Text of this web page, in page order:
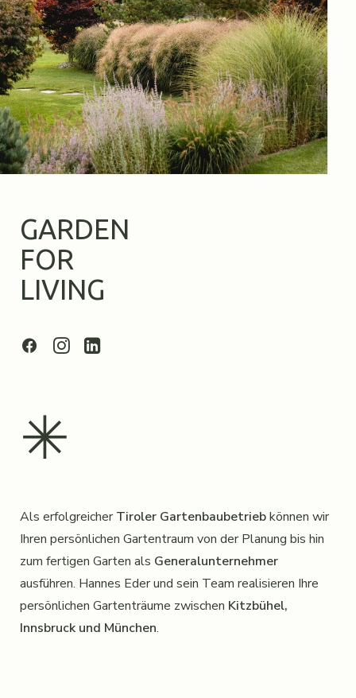
GARDEN
FOR
LIVING
✳︎
Als erfolgreicherTiroler Gartenbaubetriebkönnen wir
Ihren persönlichen Gartentraum von der Planung bis hin
zum fertigen Garten als Generalunternehmer
ausführen. Hannes Eder und sein Team realisieren Ihre
persönlichen Gartenträume zwischen Kitzbühel,
Innsbruck und München.